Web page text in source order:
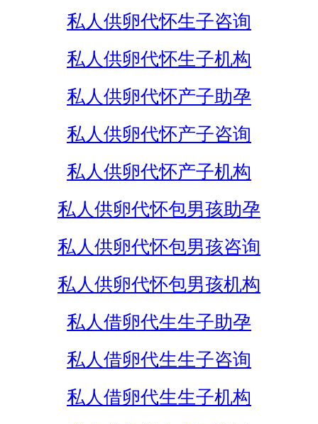
私人供卵代怀生子咨询
私人供卵代怀生子机构
私人供卵代怀产子助孕
私人供卵代怀产子咨询
私人供卵代怀产子机构
私人供卵代怀包男孩助孕
私人供卵代怀包男孩咨询
私人供卵代怀包男孩机构
私人借卵代生生子助孕
私人借卵代生生子咨询
私人借卵代生生子机构